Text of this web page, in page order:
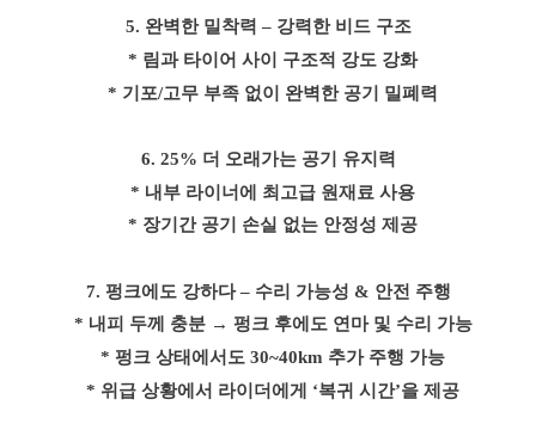
5. 완벽한 밀착력 – 강력한 비드 구조
* 림과 타이어 사이 구조적 강도 강화
* 기포/고무 부족 없이 완벽한 공기 밀폐력
6. 25% 더 오래가는 공기 유지력
* 내부 라이너에 최고급 원재료 사용
* 장기간 공기 손실 없는 안정성 제공
7. 펑크에도 강하다– 수리 가능성 & 안전 주행
* 내피 두께 충분→ 펑크 후에도 연마 및 수리 가능
* 펑크 상태에서도 30~40km 추가 주행 가능
* 위급 상황에서 라이더에게
‘복귀 시간’을 제공